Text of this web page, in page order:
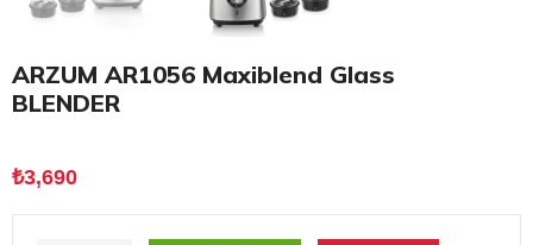
ARZUM AR1056 Maxiblend Glass
BLENDER
₺3,690